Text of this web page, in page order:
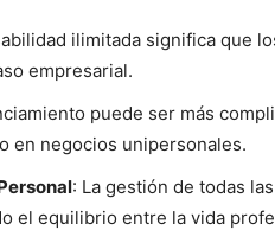
ilimitada significa que
empresarial.
puede ser más
en negocios unipersonales.
: La gestión de todas
el equilibrio entre la vida